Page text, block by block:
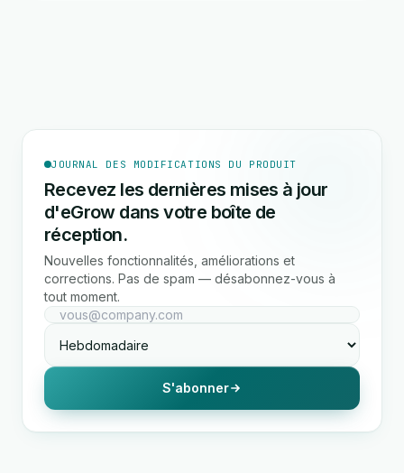
JOURNAL DES MODIFICATIONS DU PRODUIT
Recevez les dernières mises à jour
d'eGrow dans votre boîte de
réception.
Nouvelles fonctionnalités, améliorations et
corrections. Pas de spam — désabonnez-vous à
tout moment.
S'abonner